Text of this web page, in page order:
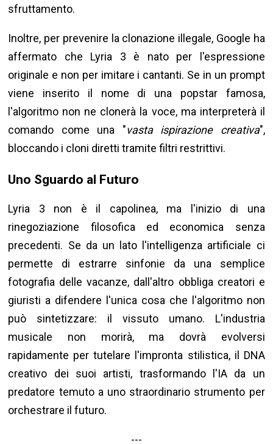
sfruttamento.
Inoltre, per prevenire la clonazione illegale, Google ha
affermato che Lyria 3 è nato per l'espressione
originale e non per imitare i cantanti. Se in un prompt
viene inserito il nome di una popstar famosa,
l'algoritmo non ne clonerà la voce, ma interpreterà il
comando come una "vasta ispirazione creativa",
bloccando i cloni diretti tramite filtri restrittivi.
Uno Sguardo al Futuro
Lyria 3 non è il capolinea, ma l'inizio di una
rinegoziazione filosofica ed economica senza
precedenti. Se da un lato l'intelligenza artificiale ci
permette di estrarre sinfonie da una semplice
fotografia delle vacanze, dall'altro obbliga creatori e
giuristi a difendere l'unica cosa che l'algoritmo non
può sintetizzare: il vissuto umano. L'industria
musicale non morirà, ma dovrà evolversi
rapidamente per tutelare l'impronta stilistica, il DNA
creativo dei suoi artisti, trasformando l'IA da un
predatore temuto a uno straordinario strumento per
orchestrare il futuro.
---